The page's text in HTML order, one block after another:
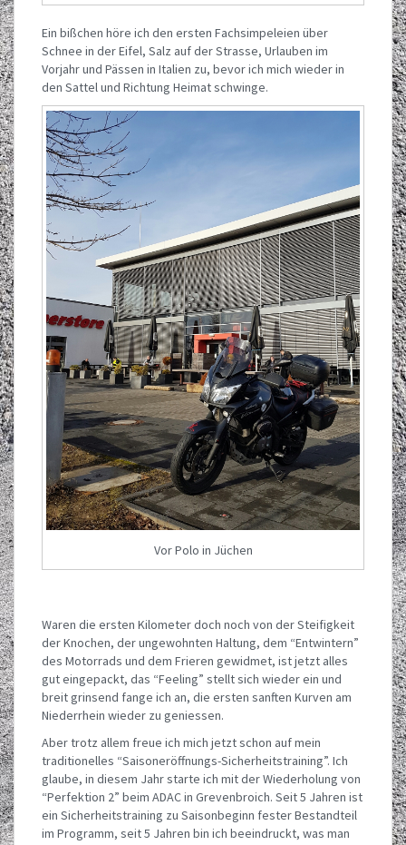
Ein bißchen höre ich den ersten Fachsimpeleien über
Schnee in der Eifel, Salz auf der Strasse, Urlauben im
Vorjahr und Pässen in Italien zu, bevor ich mich wieder in
den Sattel und Richtung Heimat schwinge.
Vor Polo in Jüchen
Waren die ersten Kilometer doch noch von der Steifigkeit
der Knochen, der ungewohnten Haltung, dem “Entwintern”
des Motorrads und dem Frieren gewidmet, ist jetzt alles
gut eingepackt, das “Feeling” stellt sich wieder ein und
breit grinsend fange ich an, die ersten sanften Kurven am
Niederrhein wieder zu geniessen.
Aber trotz allem freue ich mich jetzt schon auf mein
traditionelles “Saisoneröffnungs-Sicherheitstraining”. Ich
glaube, in diesem Jahr starte ich mit der Wiederholung von
“Perfektion 2” beim ADAC in Grevenbroich. Seit 5 Jahren ist
ein Sicherheitstraining zu Saisonbeginn fester Bestandteil
im Programm, seit 5 Jahren bin ich beeindruckt, was man